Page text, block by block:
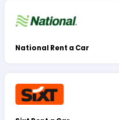
National Rent a Car